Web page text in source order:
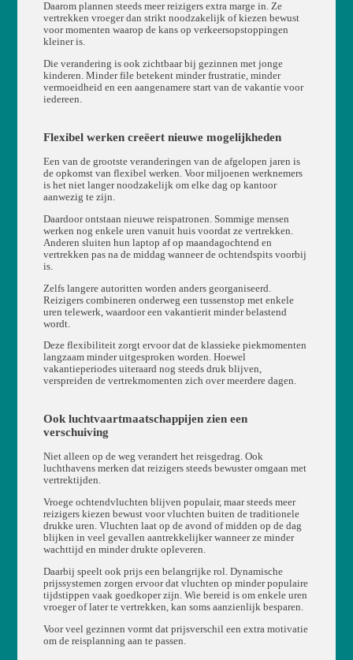
Daarom plannen steeds meer reizigers extra marge in. Ze
vertrekken vroeger dan strikt noodzakelijk of kiezen bewust
voor momenten waarop de kans op verkeersopstoppingen
kleiner is.
Die verandering is ook zichtbaar bij gezinnen met jonge
kinderen. Minder file betekent minder frustratie, minder
vermoeidheid en een aangenamere start van de vakantie voor
iedereen.
Flexibel werken creëert nieuwe mogelijkheden
Een van de grootste veranderingen van de afgelopen jaren is
de opkomst van flexibel werken. Voor miljoenen werknemers
is het niet langer noodzakelijk om elke dag op kantoor
aanwezig te zijn.
Daardoor ontstaan nieuwe reispatronen. Sommige mensen
werken nog enkele uren vanuit huis voordat ze vertrekken.
Anderen sluiten hun laptop af op maandagochtend en
vertrekken pas na de middag wanneer de ochtendspits voorbij
is.
Zelfs langere autoritten worden anders georganiseerd.
Reizigers combineren onderweg een tussenstop met enkele
uren telewerk, waardoor een vakantierit minder belastend
wordt.
Deze flexibiliteit zorgt ervoor dat de klassieke piekmomenten
langzaam minder uitgesproken worden. Hoewel
vakantieperiodes uiteraard nog steeds druk blijven,
verspreiden de vertrekmomenten zich over meerdere dagen.
Ook luchtvaartmaatschappijen zien een
verschuiving
Niet alleen op de weg verandert het reisgedrag. Ook
luchthavens merken dat reizigers steeds bewuster omgaan met
vertrektijden.
Vroege ochtendvluchten blijven populair, maar steeds meer
reizigers kiezen bewust voor vluchten buiten de traditionele
drukke uren. Vluchten laat op de avond of midden op de dag
blijken in veel gevallen aantrekkelijker wanneer ze minder
wachttijd en minder drukte opleveren.
Daarbij speelt ook prijs een belangrijke rol. Dynamische
prijssystemen zorgen ervoor dat vluchten op minder populaire
tijdstippen vaak goedkoper zijn. Wie bereid is om enkele uren
vroeger of later te vertrekken, kan soms aanzienlijk besparen.
Voor veel gezinnen vormt dat prijsverschil een extra motivatie
om de reisplanning aan te passen.